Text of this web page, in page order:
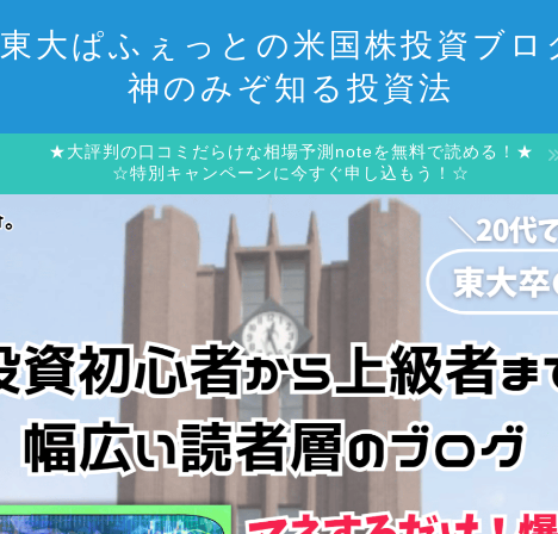
東大ぱふぇっとの米国株投資ブロ
神のみぞ知る投資法
★大評判の口コミだらけな相場予測noteを無料で読める！★
☆特別キャンペーンに今すぐ申し込もう！☆